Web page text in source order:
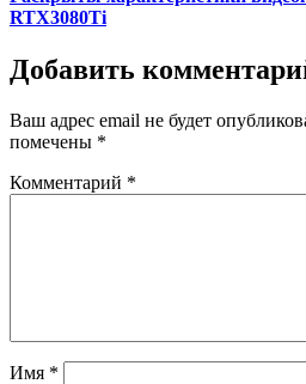
RTX3080Ti
Добавить
Ваш адрес email не будет
помечены *
Комментарий *
Имя *